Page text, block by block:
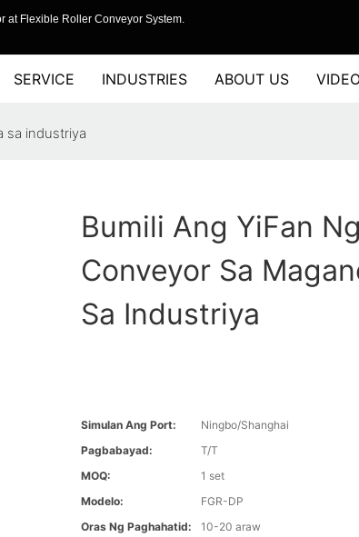
at Flexible Roller Conveyor System.
SERVICE INDUSTRIES ABOUT US
sa industriya
Bumili Ang YiFan
Conveyor Sa
Sa Industriya
Simulan Ang Port:
Ningbo/Shanghai
Pagbabayad:
T/T
MOQ:
1 set
Modelo:
FGR-DP
Oras Ng Paghahatid:
10-20 araw